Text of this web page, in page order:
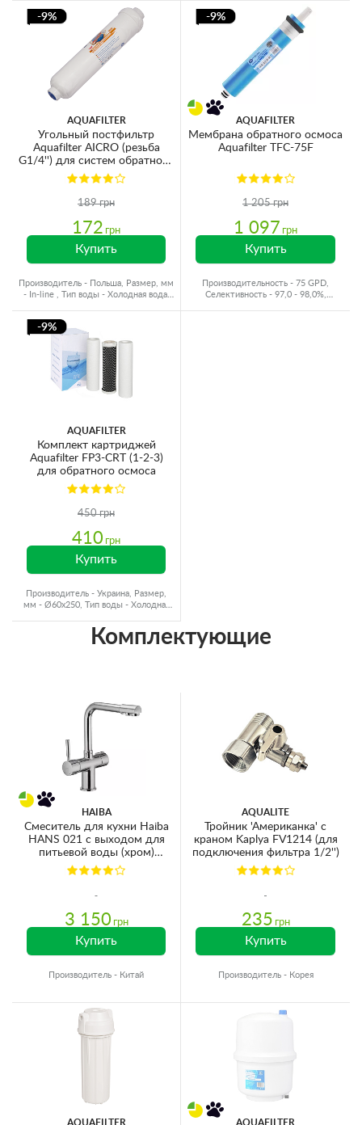
-9%
AQUAFILTER
Угольный постфильтр
Aquafilter AICRO (резьба
G1/4'') для систем обратного
осмоса
189 грн
172 грн
Купить
Производитель - Польша, Размер, мм
- In-line , Тип воды - Холодная вода,
-9%
AQUAFILTER
Мембрана обратного осмоса
Aquafilter TFC-75F
1 205 грн
1 097 грн
Купить
Производительность - 75 GPD,
Селективность - 97,0 - 98,0%,
-9%
AQUAFILTER
Комплект картриджей
Aquafilter FP3-CRT (1-2-3)
для обратного осмоса
450 грн
410 грн
Купить
Производитель - Украина, Размер,
мм - Ø60x250, Тип воды - Холодная
Комплектующие
HAIBA
Смеситель для кухни Haiba
HANS 021 с выходом для
питьевой воды (хром)
(HB0681)
3 150 грн
Купить
Производитель - Китай
AQUALITE
Тройник 'Американка' с
краном Kaplya FV1214 (для
подключения фильтра 1/2'')
235 грн
Купить
Производитель - Корея
AQUAFILTER AQUAFILTER